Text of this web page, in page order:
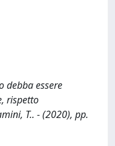
debba essere
rispetto
T.. - (2020), pp.